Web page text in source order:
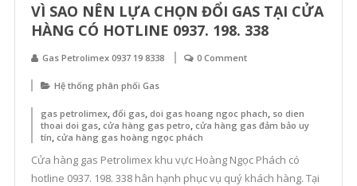
VÌ SAO NÊN LỰA CHỌN ĐỔI GAS TẠI CỬA
HÀNG CÓ HOTLINE 0937. 198. 338
Gas Petrolimex 0937 19 8338 0 Comment
Hệ thống phân phối Gas
gas petrolimex, đổi gas, doi gas hoang ngoc phach so dien
thoai doi gas, cửa hàng gas petro cửa hàng gas đảm bảo uy
tín cửa hàng gas hoàng ngọc phách
Cửa hàng gas Petrolimex khu vực Hoàng Ngọc Phách có
hotline 0937. 198. 338 hân hạnh phục vụ quý khách hàng. Tại